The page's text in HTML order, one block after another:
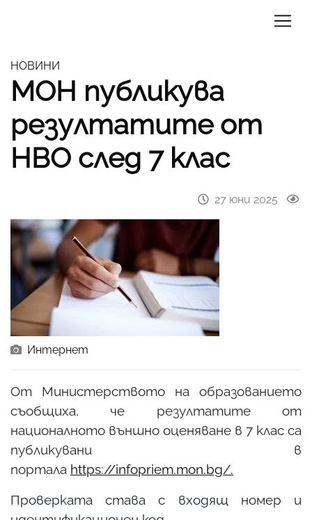
НОВИНИ
МОН публикува
резултатите от
НВО след 7 клас
27 юни 2025
Интернет
От Министерството на образованието
съобщиха, че резултатите от
националното външно оценяване в 7 клас са
публикувани в
портала https://infopriem.mon.bg/.
Проверката става с входящ номер и